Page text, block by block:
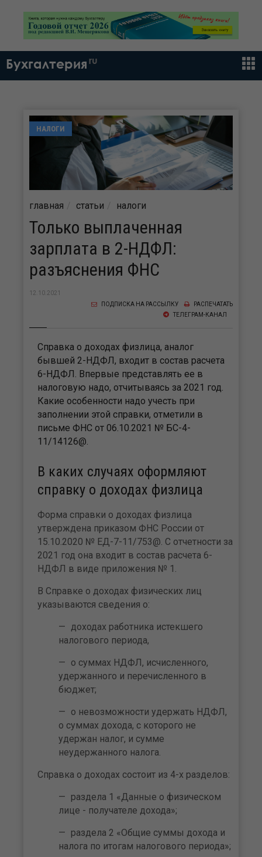
Бухгалтерия ru
НАЛОГИ
главная статьи налоги
Только выплаченная
зарплата в 2-НДФЛ:
разъяснения ФНС
12.10.2021
РАСПЕЧАТАТЬ
ПОДПИСКА НА РАССЫЛКУ
ТЕЛЕГРАМ-КАНАЛ
Справка о доходах физлица, аналог
бывшей 2-НДФЛ, входит в состав расчета
6-НДФЛ. Впервые представлять ее в
налоговую надо, отчитываясь за 2021 год.
Какие особенности надо учесть при
заполнении этой справки, отметили в
письме ФНС от 06.10.2021 № БС-4-
11/14126@.
В каких случаях оформляют
справку о доходах физлица
Форма справки о доходах физлица
утверждена приказом ФНС России от
15.10.2020 № ЕД-7-11/753@. С отчетности за
2021 год она входит в состав расчета 6-
НДФЛ в виде приложения № 1.
В Справке о доходах физических лиц
указываются сведения о:
доходах работника истекшего
налогового периода,
о суммах НДФЛ, исчисленного,
удержанного и перечисленного в
бюджет;
о невозможности удержать НДФЛ,
о суммах дохода, с которого не
удержан налог, и сумме
неудержанного налога.
Справка о доходах состоит из 4-х разделов:
раздела 1 «Данные о физическом
лице - получателе дохода»;
раздела 2 «Общие суммы дохода и
налога по итогам налогового периода»;